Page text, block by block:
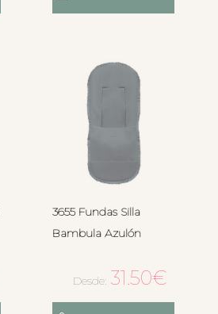
3655 Fundas Silla
Bambula Azulón
Desde: 31.50€